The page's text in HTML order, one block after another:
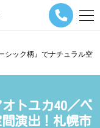
メ
ー
ビ
シ
ョ
シック柄』でナチュラル空
オトユカ40／ベ
演出！札幌市